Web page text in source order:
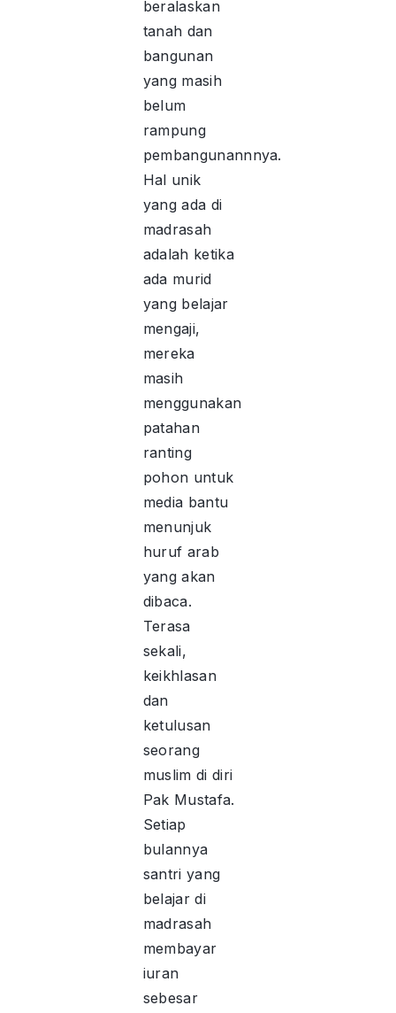
beralaskan
tanah dan
bangunan
yang masih
belum
rampung
pembangunannnya.
Hal unik
yang ada di
madrasah
adalah ketika
ada murid
yang belajar
mengaji,
mereka
masih
menggunakan
patahan
ranting
pohon untuk
media bantu
menunjuk
huruf arab
yang akan
dibaca.
Terasa
sekali,
keikhlasan
dan
ketulusan
seorang
muslim di diri
Pak Mustafa.
Setiap
bulannya
santri yang
belajar di
madrasah
membayar
iuran
sebesar